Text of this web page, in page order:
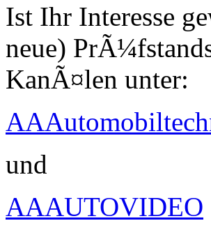
Ist Ihr Interesse
neue)
KanÃ¤len unter:
und
AAAUTOVIDEO